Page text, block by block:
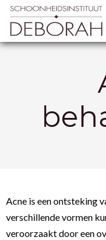
Acne is een ontsteking
verschillende vormen
veroorzaakt door een